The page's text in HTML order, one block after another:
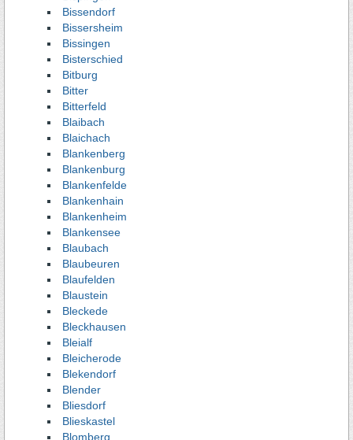
Bissendorf
Bissersheim
Bissingen
Bisterschied
Bitburg
Bitter
Bitterfeld
Blaibach
Blaichach
Blankenberg
Blankenburg
Blankenfelde
Blankenhain
Blankenheim
Blankensee
Blaubach
Blaubeuren
Blaufelden
Blaustein
Bleckede
Bleckhausen
Bleialf
Bleicherode
Blekendorf
Blender
Bliesdorf
Blieskastel
Blomberg